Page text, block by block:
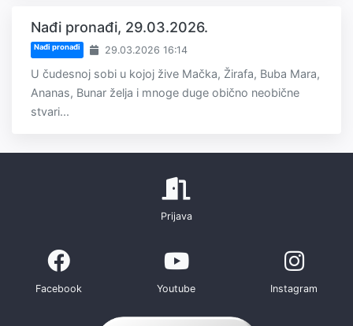
Nađi pronađi, 29.03.2026.
Nađi pronađi 29.03.2026 16:14
U čudesnoj sobi u kojoj žive Mačka, Žirafa, Buba Mara,
Ananas, Bunar želja i mnoge duge obično neobične
stvari...
Prijava
Facebook Youtube Instagram